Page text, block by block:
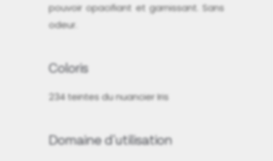
pouvoir opacifiant et garnissant. Sans
odeur.
Coloris
234 teintes du nuancier Iris
Domaine d'utilisation